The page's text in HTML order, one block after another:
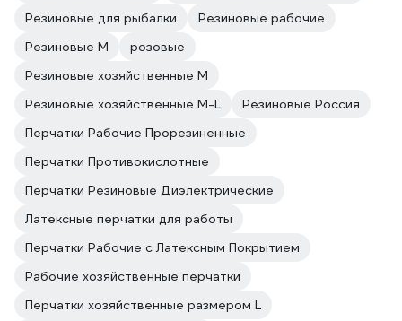
Резиновые для рыбалки
Резиновые рабочие
Резиновые M
розовые
Резиновые хозяйственные M
Резиновые хозяйственные M-L
Резиновые Россия
Перчатки Рабочие Прорезиненные
Перчатки Противокислотные
Перчатки Резиновые Диэлектрические
Латексные перчатки для работы
Перчатки Рабочие с Латексным Покрытием
Рабочие хозяйственные перчатки
Перчатки хозяйственные размером L